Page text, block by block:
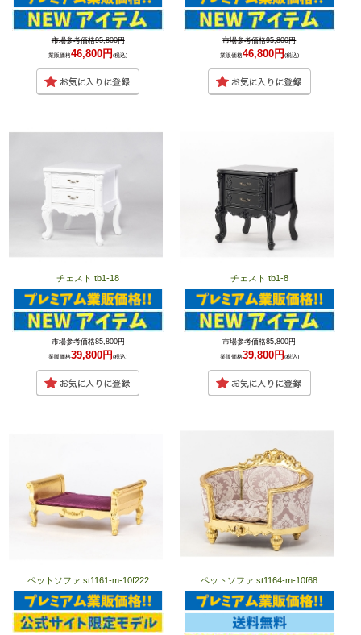
市場参考価格95,800円
業販価格46,800円(税込)
市場参考価格95,800円
業販価格46,800円(税込)
チェスト tb1-18
市場参考価格85,800円
業販価格39,800円(税込)
チェスト tb1-8
市場参考価格85,800円
業販価格39,800円 (税込)
ペットソファ st1161-m-10f222 ペットソファ st1164-m-10f68